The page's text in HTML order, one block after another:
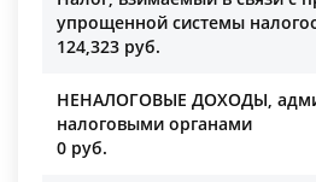
упрощенной системы
124,323 руб.
НЕНАЛОГОВЫЕ ДОХОДЫ,
налоговыми органами
0 руб.